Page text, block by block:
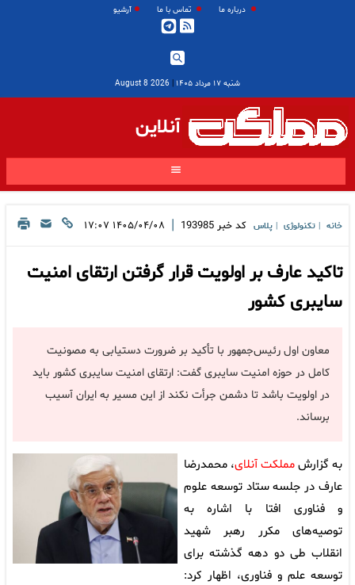
درباره ما تماس با ما آرشیو
شنبه ۱۷ مرداد ۱۴۰۵ |
2026 August 8
آنلاین
خانه تکنولوژی پلاس کد خبر 193985
| ۱۴۰۵/۰۴/۰۸ ۱۷:۰۷
تاکید عارف بر اولویت قرار گرفتن ارتقای امنیت
سایبری کشور
معاون اول رئیس‌جمهور با تأکید بر ضرورت دستیابی به مصونیت
کامل در حوزه امنیت سایبری گفت: ارتقای امنیت سایبری کشور باید
در اولویت باشد تا دشمن جرأت نکند از این مسیر به ایران آسیب
برساند.
به گزارشمملکت آنلای، محمدرضا
عارف در جلسه ستاد توسعه علوم
و فناوری افتا با اشاره به
توصیه‌های مکرر رهبر شهید
انقلاب طی دو دهه گذشته برای
توسعه علم و فناوری، اظهار کرد: